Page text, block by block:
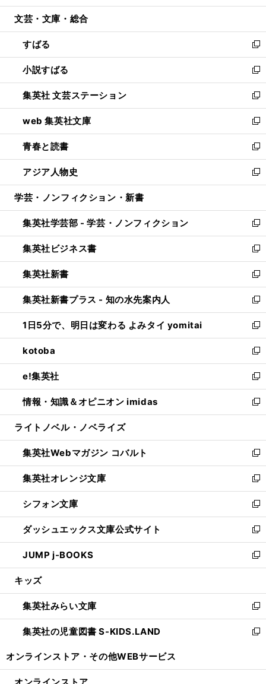
開
ウ
開
く
ン
ウ
で
開
く
ウ
ン
ド
ウ
で
開
く
文芸・文庫・総合
すばる
新
し
い
ウ
ィ
ン
ド
ウ
で
開
く
小説すばる
新
し
い
ウ
ィ
ン
ド
ウ
で
開
集英社 文芸ステーション
新
し
い
ウ
ィ
ン
ド
ウ
開
く
web 集英社文庫
新
し
い
ウ
ィ
ン
ウ
で
開
く
青春と読書
新
し
い
ウ
ン
ド
ウ
で
開
く
アジア人物史
新
し
ウ
ィ
ン
ド
ウ
で
開
く
学芸・ノンフィクション・新書
集英社学芸部 - 学芸・ノンフィクション
新
し
い
ウ
ィ
ン
ド
ウ
で
開
く
集英社ビジネス書
新
し
い
ウ
ィ
ン
ド
ウ
で
開
く
集英社新書
新
し
い
ウ
ィ
ン
ド
ウ
で
開
く
集英社新書プラス - 知の水先案内人
新
し
い
ウ
ィ
ン
ド
ウ
で
開
1日5分で、明日は変わる よみタイ yomitai
新
し
い
ウ
ィ
ン
ド
ウ
開
く
kotoba
新
し
い
ウ
ィ
ン
ウ
で
開
く
e!集英社
新
し
い
ウ
ン
ド
ウ
で
開
く
情報・知識＆オピニオン imidas
新
し
ウ
ィ
ン
ド
ウ
で
開
く
ライトノベル・ノベライズ
集英社Webマガジン コバルト
新
し
い
ウ
ィ
ン
ド
ウ
で
開
集英社オレンジ文庫
新
し
い
ウ
ィ
ン
ド
ウ
開
く
シフォン文庫
新
し
い
ウ
ィ
ン
ウ
で
開
く
ダッシュエックス文庫公式サイト
新
し
い
ウ
ン
ド
ウ
で
JUMP j-BOOKS
新
し
ウ
ィ
ン
ド
開
キッズ
集英社みらい文庫
新
し
い
ン
集英社の児童図書 S-KIDS.LAND
新
ウ
オンラインストア・ その他WEBサービス